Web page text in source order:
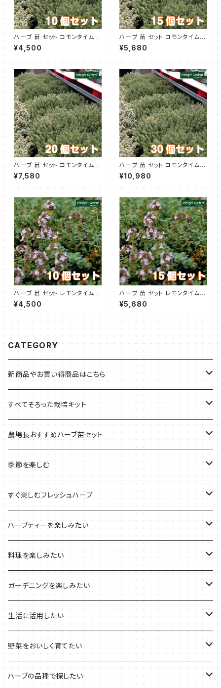
ハーブ 苗 セット コモンタイム 1
0個
¥4,500
ハーブ 苗 セット コモンタイム 1
5個
¥5,680
ハーブ 苗 セット コモンタイム 2
0個
¥7,580
ハーブ 苗 セット コモンタイム 3
0個
¥10,980
ハーブ 苗 セット レモンタイム 1
0個
¥4,500
ハーブ 苗 セット レモンタイム 1
5個
¥5,680
CATEGORY
新商品やお買い得商品はこちら
今イチオシの商品
季節のおすすめ商品
すべてそろった栽培キット
フェルトプランターの栽培キット
ルーツポーチの栽培キット
ブリキプランターの栽培キット
木製プランターの栽培キット
プラ製プランターの栽培キット
その他のプランターの栽培キット
農場長おすすめハーブ苗セット
農場長おすすめセット
おすすめの寄せ植え
季節を楽しむ
2022年のお正月
2022年の母の日
2021年の敬老の日
2021年のハロウィン
2021年のクリスマス
すぐ楽しむフレッシュハーブ
ハーブミックス
ハーブブーケ
フレッシュハーブ
ハーブティーを楽しみたい
ハーブティーの定番ハーブ
リラックスしたい時に
シャキッとしたい時に
デトックスに
気分で香りを楽しみたい
料理を楽しみたい
料理の定番ハーブ
イタリア料理に
魚料理に
BBQ・肉料理に
ガーデニングを楽しみたい
花を楽しみたい
カラーリーフ
ハーブガーデンづくりに
生活に活用したい
パーティーハーブ
インスタ映えハーブ
野菜をおいしく育てたい
トマトのコンパニオン
ハーブの品種で探したい